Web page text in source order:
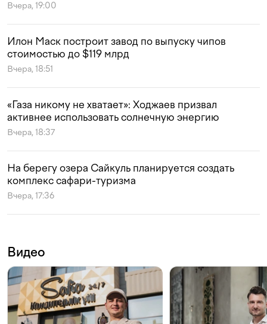
Вчера, 19:00
Илон Маск построит завод по выпуску чипов
стоимостью до $119 млрд
Вчера, 18:51
«Газа никому не хватает»: Ходжаев призвал
активнее использовать солнечную энергию
Вчера, 18:37
На берегу озера Сайкуль планируется создать
комплекс сафари-туризма
Вчера, 17:36
Видео